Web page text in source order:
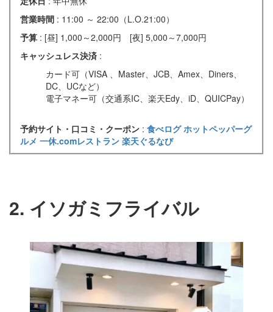
営業時間 : 11:00 ～ 22:00（L.O.21:00）
予算 : [昼] 1,000～2,000円 [夜] 5,000～7,000円
キャッシュレス決済 :
カード可（VISA 、Master、JCB、Amex、Diners、
DC、UCなど）
電子マネー可（交通系IC、楽天Edy、iD、QUICPay）
予約サイト・口コミ・クーポン : 食べログホットペッパーグ
ルメ 一休.comレストラン 楽天ぐるなび
2. イソガミフライバル